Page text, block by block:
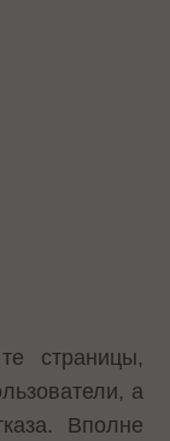
страницы,
а
Вполне